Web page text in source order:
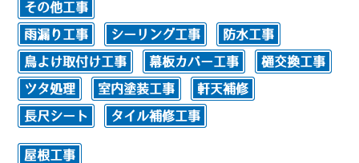
その他工事
雨漏り工事 シーリング工事 防水工事
鳥よけ取付け工事 幕板カバー工事 樋交換工事
ツタ処理 室内塗装工事 軒天補修
長尺シート タイル補修工事
屋根工事